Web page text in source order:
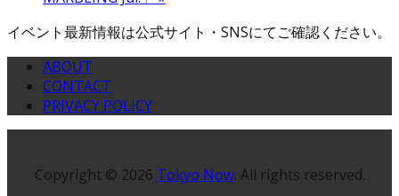
イベント最新情報は公式サイト・SNSにてご確認ください。
ABOUT
CONTACT
PRIVACY POLICY
Copyright © 2026 Tokyo Now. All rights reserved.